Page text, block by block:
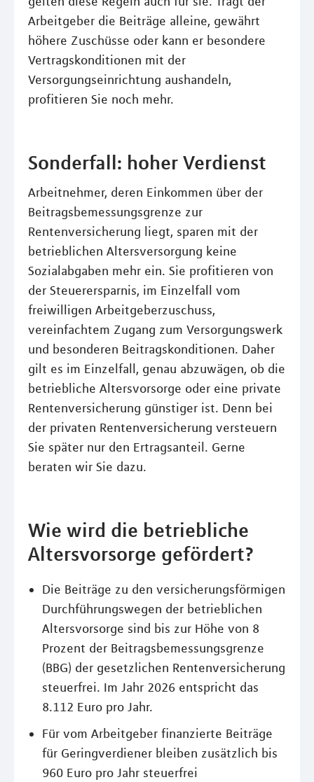
Arbeitgeber die Beiträge alleine, gewährt
höhere Zuschüsse oder kann er besondere
Vertragskonditionen mit der
Versorgungseinrichtung aushandeln,
profitieren Sie noch mehr.
Sonderfall: hoher Verdienst
Arbeitnehmer, deren Einkommen über der
Beitragsbemessungsgrenze zur
Rentenversicherung liegt, sparen mit der
betrieblichen Altersversorgung keine
Sozialabgaben mehr ein. Sie profitieren von
der Steuerersparnis, im Einzelfall vom
freiwilligen Arbeitgeberzuschuss,
vereinfachtem Zugang zum Versorgungswerk
und besonderen Beitragskonditionen. Daher
gilt es im Einzelfall, genau abzuwägen, ob die
betriebliche Altersvorsorge oder eine private
Rentenversicherung günstiger ist. Denn bei
der privaten Rentenversicherung versteuern
Sie später nur den Ertragsanteil. Gerne
beraten wir Sie dazu.
Wie wird die betriebliche
Altersvorsorge gefördert?
Die Beiträge zu den versicherungsförmigen
Durchführungswegen der betrieblichen
Altersvorsorge sind bis zur Höhe von 8
Prozent der Beitragsbemessungsgrenze
(BBG) der gesetzlichen Rentenversicherung
steuerfrei. Im Jahr 2026 entspricht das
8.112 Euro pro Jahr.
Für vom Arbeitgeber finanzierte Beiträge
für Geringverdiener bleiben zusätzlich bis
960 Euro pro Jahr steuerfrei